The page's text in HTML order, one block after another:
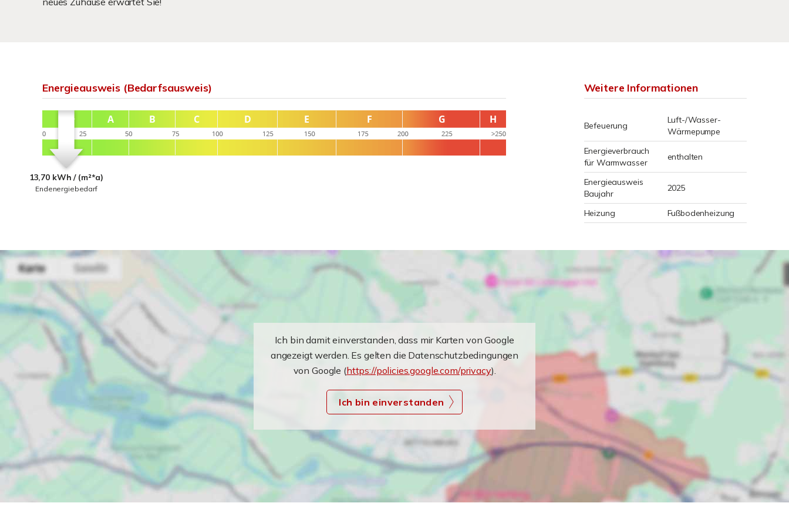
Energieausweis (Bedarfsausweis)
13,70 kWh / (m²*a)
Endenergiebedarf
Weitere Informationen
Befeuerung
Luft-/Wasser-
Wärmepumpe
Energieverbrauch
für Warmwasser
enthalten
Energieausweis
Baujahr
2025
Heizung Fußbodenheizung
Ich bin damit einverstanden, dass mir Karten von Google
angezeigt werden. Es gelten die Datenschutzbedingungen
von Google (https://policies.google.com/privacy).
Ich bin einverstanden